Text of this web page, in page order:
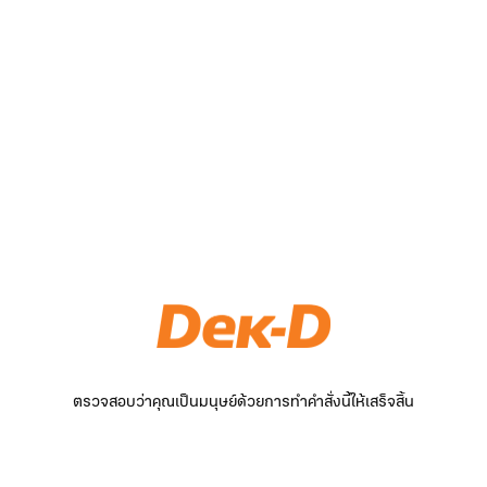
ตรวจสอบว่าคุณเป็นมนุษย์ด้วยการทำคำสั่งนี้ให้เสร็จสิ้น